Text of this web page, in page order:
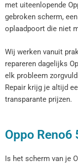
met uiteenlopende
gebroken scherm,
oplaadpoort die niet
Wij werken vanuit
repareren dagelijks
elk probleem
Repair krijg je altijd
transparante prijzen.
Oppo Reno6
Is het scherm van je